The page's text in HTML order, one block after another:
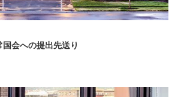
会への提出先送り